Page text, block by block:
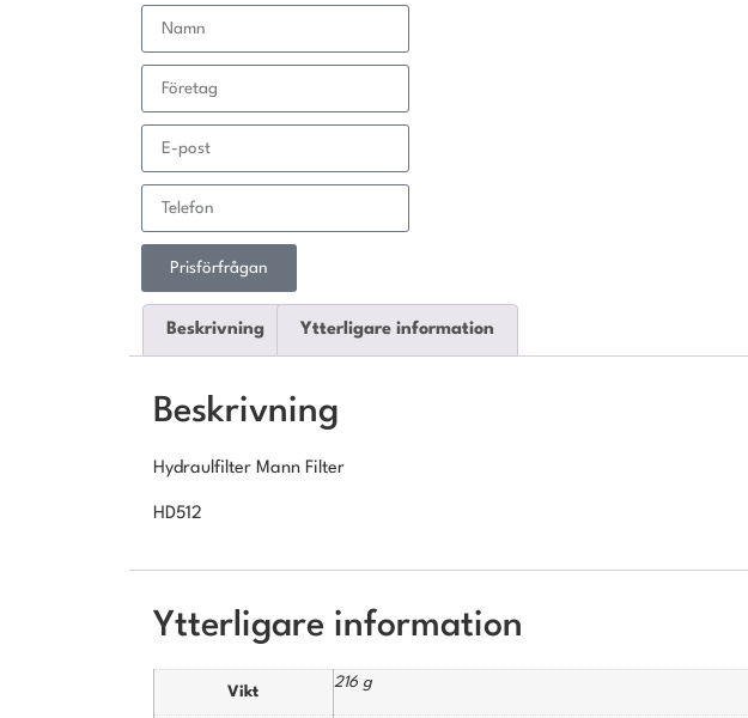
Prisförfrågan
Beskrivning Ytterligare information
Beskrivning
Hydraulfilter Mann Filter
HD512
Ytterligare information
Vikt
216 g